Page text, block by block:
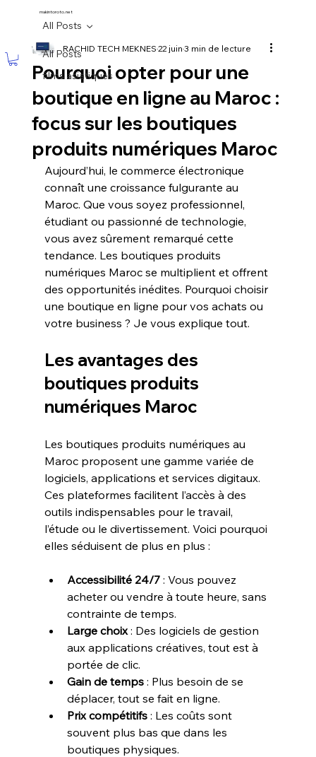
makintoroto.net
All Posts
films asiatiques
All Posts
Pourquoi opter pour une
boutique en ligne au Maroc :
focus sur les boutiques
produits numériques Maroc
RACHID TECH MEKNES22 juin3 min de lecture
Aujourd’hui, le commerce électronique
connaît une croissance fulgurante au
Maroc. Que vous soyez professionnel,
étudiant ou passionné de technologie,
vous avez sûrement remarqué cette
tendance. Les boutiques produits
numériques Maroc se multiplient et offrent
des opportunités inédites. Pourquoi choisir
une boutique en ligne pour vos achats ou
votre business ? Je vous explique tout.
Les avantages des
boutiques produits
numériques Maroc
Les boutiques produits numériques au
Maroc proposent une gamme variée de
logiciels, applications et services digitaux.
Ces plateformes facilitent l’accès à des
outils indispensables pour le travail,
l’étude ou le divertissement. Voici pourquoi
elles séduisent de plus en plus :
Accessibilité 24/7 : Vous pouvez
acheter ou vendre à toute heure, sans
contrainte de temps.
Large choix : Des logiciels de gestion
aux applications créatives, tout est à
portée de clic.
Gain de temps : Plus besoin de se
déplacer, tout se fait en ligne.
Prix compétitifs : Les coûts sont
souvent plus bas que dans les
boutiques physiques.